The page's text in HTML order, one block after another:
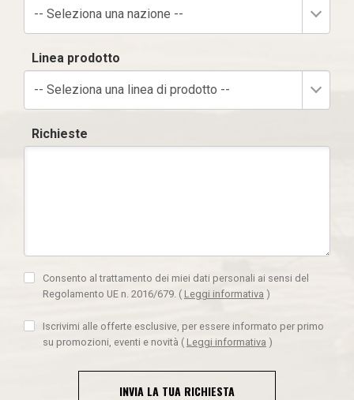
-- Seleziona una nazione --
Linea prodotto
-- Seleziona una linea di prodotto --
Richieste
Consento al trattamento dei miei dati personali ai sensi del
Regolamento UE n. 2016/679. ( Leggi informativa )
Iscrivimi alle offerte esclusive, per essere informato per primo
su promozioni, eventi e novità ( Leggi informativa )
INVIA LA TUA RICHIESTA